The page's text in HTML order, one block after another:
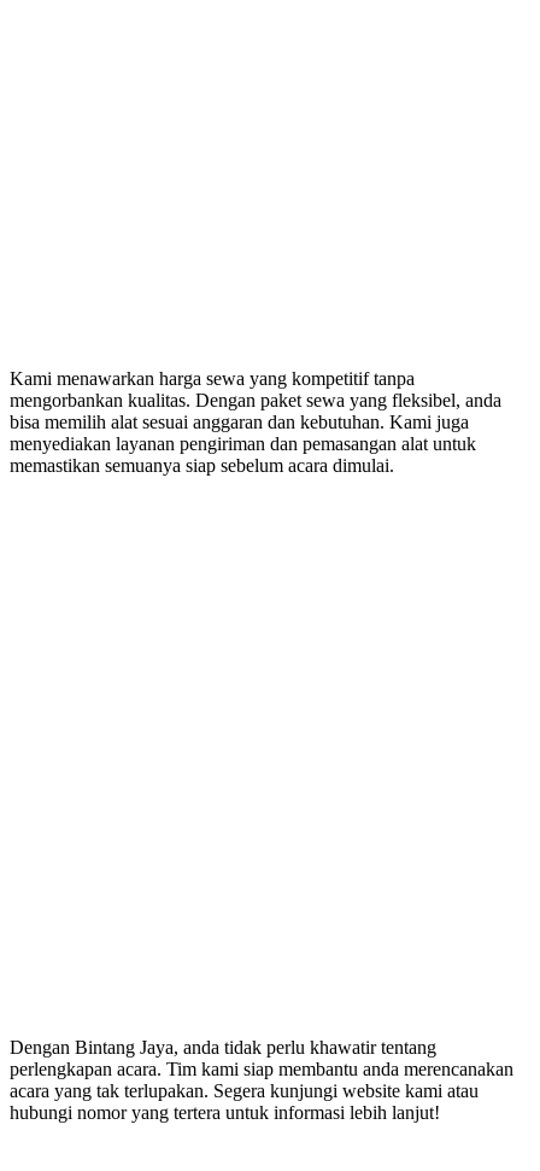
Kami menawarkan harga sewa yang kompetitif tanpa
mengorbankan kualitas. Dengan paket sewa yang fleksibel, anda
bisa memilih alat sesuai anggaran dan kebutuhan. Kami juga
menyediakan layanan pengiriman dan pemasangan alat untuk
memastikan semuanya siap sebelum acara dimulai.
Dengan Bintang Jaya, anda tidak perlu khawatir tentang
perlengkapan acara. Tim kami siap membantu anda merencanakan
acara yang tak terlupakan. Segera kunjungi website kami atau
hubungi nomor yang tertera untuk informasi lebih lanjut!